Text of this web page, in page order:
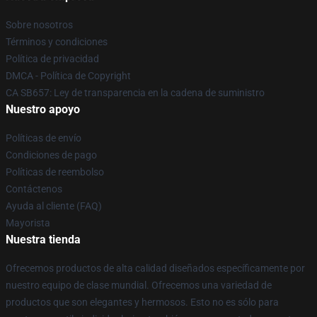
Sobre nosotros
Términos y condiciones
Política de privacidad
DMCA - Política de Copyright
CA SB657: Ley de transparencia en la cadena de suministro
Nuestro apoyo
Políticas de envío
Condiciones de pago
Políticas de reembolso
Contáctenos
Ayuda al cliente (FAQ)
Mayorista
Nuestra tienda
Ofrecemos productos de alta calidad diseñados específicamente por
nuestro equipo de clase mundial. Ofrecemos una variedad de
productos que son elegantes y hermosos. Esto no es sólo para